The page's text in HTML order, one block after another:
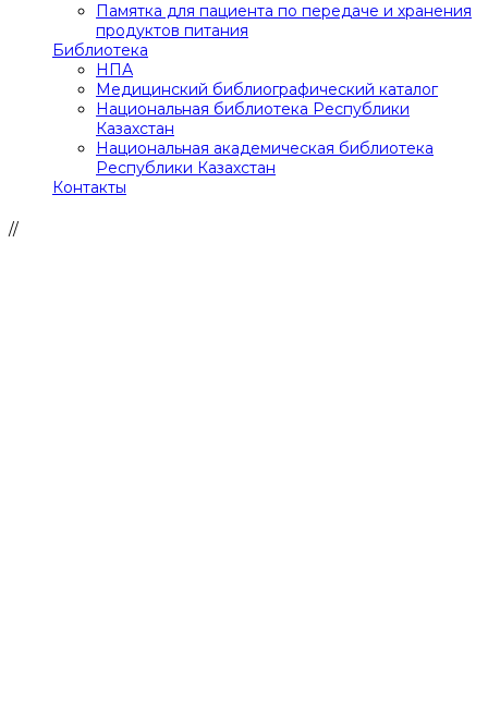
Памятка для пациента по передаче и хранения
продуктов питания
Библиотека
НПА
Медицинский библиографический каталог
Национальная библиотека Республики
Казахстан
Национальная академическая библиотека
Республики Казахстан
Контакты
//